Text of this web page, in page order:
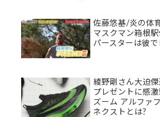
佐藤悠基/炎の体
マスクマン箱根駅
パースターは彼で
綾野剛さん大迫傑
プレゼントに感
ズーム アルファ
ネクストとは?